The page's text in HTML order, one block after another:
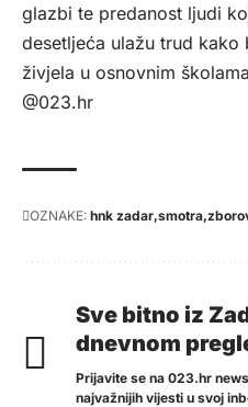
glazbi te predanost ljudi
desetljeća ulažu trud
živjela u osnovnim
@023.hr
OZNAKE: hnk zadar smotra
Sve bitno iz
dnevnom
Prijavite se na 023.hr
najvažnijih vijesti u svoj